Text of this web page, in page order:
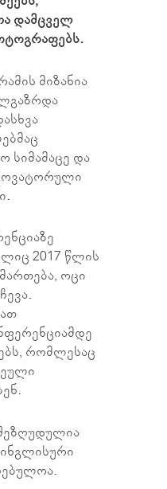
დამცველ
მიზანია
სიმამაცე და
2017 წლის
ოცი
რომლესაც